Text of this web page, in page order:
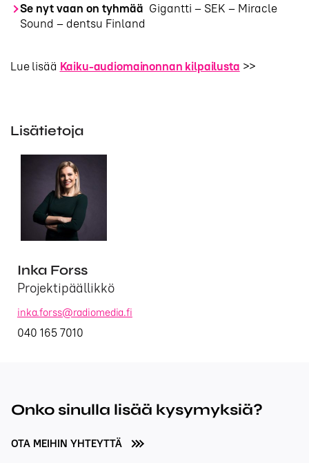
Se nyt vaan on tyhmää Gigantti – SEK – Miracle
Sound – dentsu Finland
Lue lisää Kaiku-audiomainonnan kilpailusta >>
Lisätietoja
Inka Forss
Projektipäällikkö
inka.forss@radiomedia.fi
040 165 7010
Onko sinulla lisää kysymyksiä?
OTA MEIHIN YHTEYTTÄ